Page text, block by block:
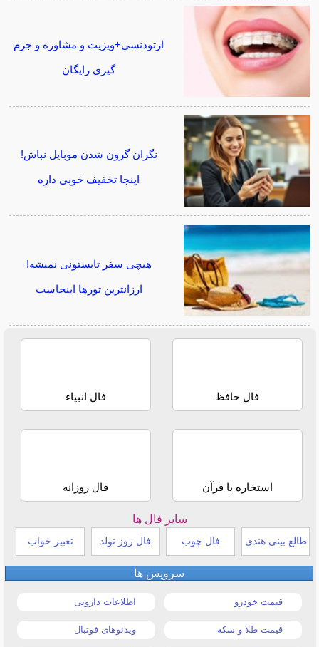
ارتودنسی+ویزیت و مشاوره و جرم
گیری رایگان
نگران گرون شدن موبایل نباش!
اینجا تخفیف خوبی داره
هیچی سفر تابستونی نمیشه!
ارزانترین تورها اینجاست
فال حافظ فال انبیاء
استخاره با قرآن فال روزانه
سایر فال ها
طالع بینی هندی فال چوب فال روز تولد تعبیر خواب
سرویس ها
قیمت خودرو اطلاعات دارویی
قیمت طلا و سکه ویدئوهای فوتبال